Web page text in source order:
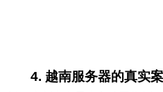
4. 越南服务器的真实